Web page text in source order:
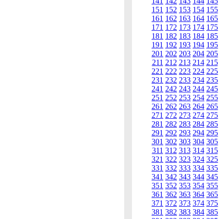
151 152 153 154 155
161 162 163 164 165
171 172 173 174 175
181 182 183 184 185
191 192 193 194 195
201 202 203 204 205
211 212 213 214 215
221 222 223 224 225
231 232 233 234 235
241 242 243 244 245
251 252 253 254 255
261 262 263 264 265
271 272 273 274 275
281 282 283 284 285
291 292 293 294 295
301 302 303 304 305
311 312 313 314 315
321 322 323 324 325
331 332 333 334 335
341 342 343 344 345
351 352 353 354 355
361 362 363 364 365
371 372 373 374 375
381 382 383 384 385